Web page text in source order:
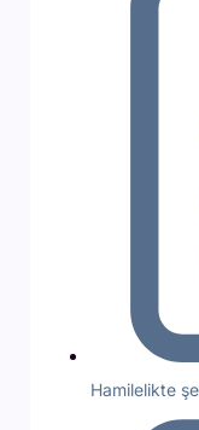
Hamilelikte